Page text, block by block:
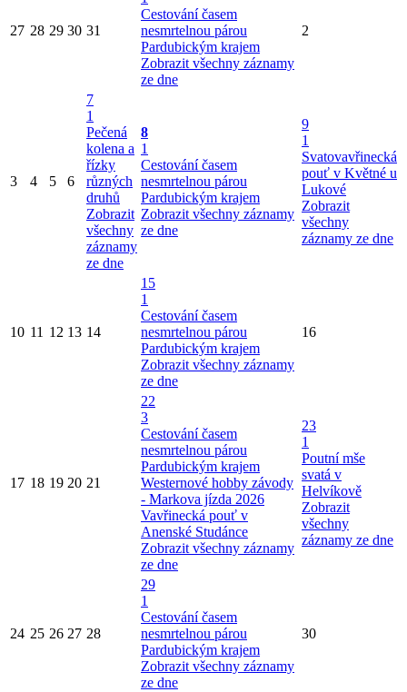
27 28 29 30 31
Cestování časem
nesmrtelnou párou
Pardubickým krajem
Zobrazit všechny záznamy
ze dne
2
3 4 5 6
7
1
Pečená
kolena a
řízky
různých
druhů
Zobrazit
všechny
záznamy
ze dne
8
1
Cestování časem
nesmrtelnou párou
Pardubickým krajem
Zobrazit všechny záznamy
ze dne
9
1
Svatovavřinecká
pouť v Květné u
Lukové
Zobrazit
všechny
záznamy ze dne
10 11 12 13 14
15
1
Cestování časem
nesmrtelnou párou
Pardubickým krajem
Zobrazit všechny záznamy
ze dne
16
17 18 19 20 21
22
3
Cestování časem
nesmrtelnou párou
Pardubickým krajem
Westernové hobby závody
- Markova jízda 2026
Vavřinecká pouť v
Anenské Studánce
Zobrazit všechny záznamy
ze dne
23
1
Poutní mše
svatá v
Helvíkově
Zobrazit
všechny
záznamy ze dne
24 25 26 27 28
29
1
Cestování časem
nesmrtelnou párou
Pardubickým krajem
Zobrazit všechny záznamy
ze dne
30